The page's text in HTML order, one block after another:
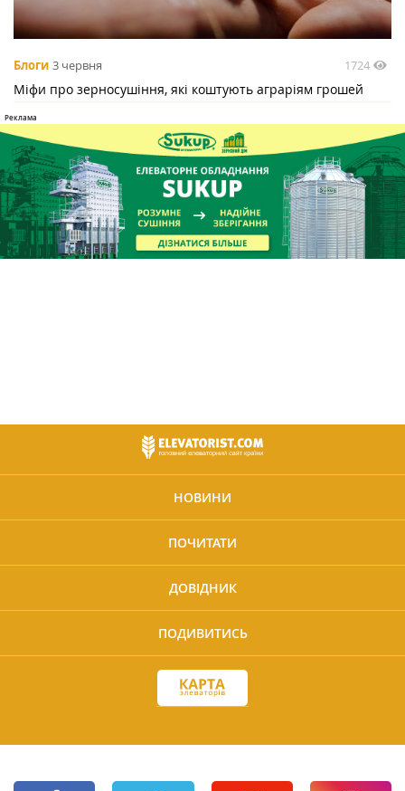
Блоги 3 червня 1724
Міфи про зерносушіння, які коштують аграріям грошей
НОВИНИ
ПОЧИТАТИ
ДОВІДНИК
ПОДИВИТИСЬ